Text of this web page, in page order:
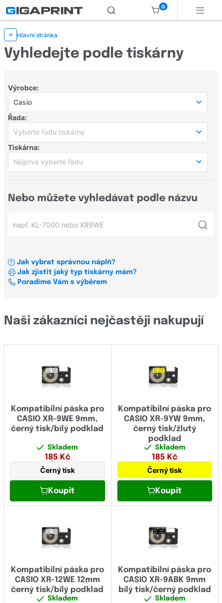
0
< Hlavní stránka
Vyhledejte podle tiskárny
Výrobce:
Casio
Populární výrobci
HP
Canon
Xerox
Konfigurátor štítků a pásek pro tiskárny štítků
Všechni výrobci
Develop
Dymo
Fujitsu
Fullmark
GIGAPRINT
Konica Minolta
Kyocera
Řada:
Vyberte řadu tiskárny
Vyberte řadu tiskárny
Populární řady
KL
KL
KLP
Tiskárna:
Nejprve vyberte řadu
Populární tiskárny
Casio KL-100
Casio KLP1000
Casio KL-7200
Nebo můžete vyhledávat podle názvu
Jak vybrat správnou náplň?
Jak zjistit jaký typ tiskárny mám?
Poradíme Vám s výběrem
Naši zákazníci nejčastěji nakupují
Kompatibilní páska pro
CASIO XR-9WE 9mm,
černý tisk/bílý podklad
Skladem
185 Kč
9 mm
Černý tisk
Koupit
Kompatibilní páska pro
CASIO XR-9YW 9mm,
černý tisk/žlutý
podklad
Skladem
185 Kč
9 mm
Černý tisk
Koupit
Kompatibilní páska pro
CASIO XR-12WE 12mm
černý tisk/bílý podklad
Skladem
Kompatibilní páska pro
CASIO XR-9ABK 9mm
bílý tisk/černý podklad
Skladem